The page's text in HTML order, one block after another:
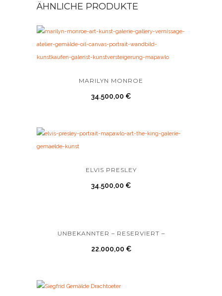
ÄHNLICHE PRODUKTE
MARILYN MONROE
34.500,00 €
ELVIS PRESLEY
34.500,00 €
UNBEKANNTER – RESERVIERT –
22.000,00 €